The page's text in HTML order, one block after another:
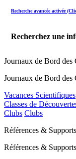
Recherche avancée activée
Recherchez une
Journaux de Bord des
Journaux de Bord des
Vacances Scientifiques
Classes de
Clubs Clubs
Références & Supports
Références & Supports